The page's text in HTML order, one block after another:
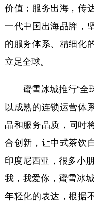
价值；服务出海，传
一代中国出海品牌，
的服务体系、精细化
立足全球。
蜜雪冰城推行“全球
以成熟的连锁运营体
品和服务品质，同时
合创新，让中式茶饮
印度尼西亚，很多小
我，我爱你，蜜雪冰
年轻化的表达，根据